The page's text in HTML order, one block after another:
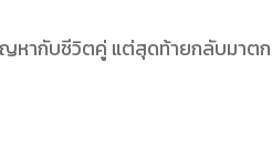
หากับชีวิตคู่ แต่สุดท้ายกลับมาต